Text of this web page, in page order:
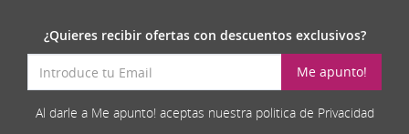
¿Quieres recibir ofertas con descuentos exclusivos?
Me apunto!
Al darle a Me apunto! aceptas nuestra politica de Privacidad